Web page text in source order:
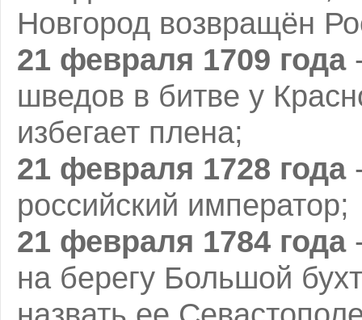
Новгород возвращён
21 февраля 1709 года
шведов в битве у
избегает плена;
21 февраля 1728 года
российский император;
21 февраля 1784 года
на берегу Большой